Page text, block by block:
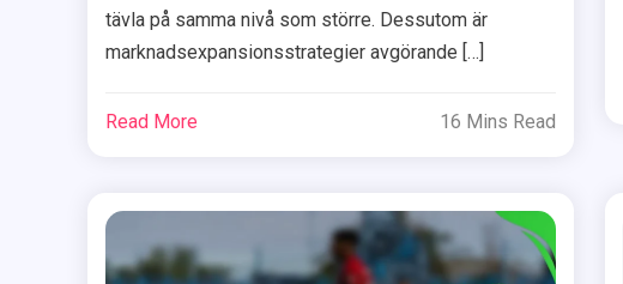
tävla på samma nivå som större. Dessutom är
marknadsexpansionsstrategier avgörande […]
Read More 16 Mins Read